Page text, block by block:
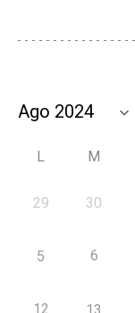
L M
29 30
5 6
12 13